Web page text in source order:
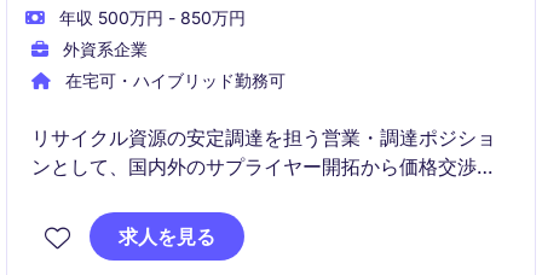
年収 500万円 - 850万円
外資系企業
在宅可・ハイブリッド勤務可
リサイクル資源の安定調達を担う営業・調達ポジショ
ンとして、国内外のサプライヤー開拓から価格交渉、
求人を見る